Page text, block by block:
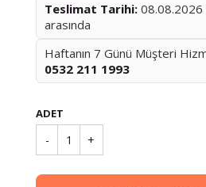
Teslimat Tarihi:
arasında
Haftanın 7 Günü Müşteri
0532 211 1993
ADET
- 1 +